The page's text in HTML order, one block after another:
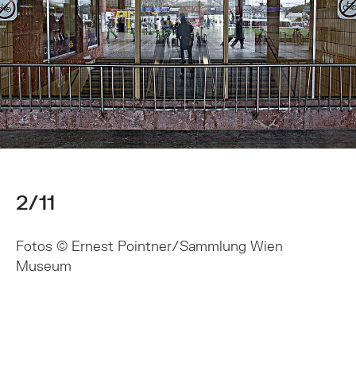
2/11
Fotos © Ernest Pointner/Sammlung Wien
Museum